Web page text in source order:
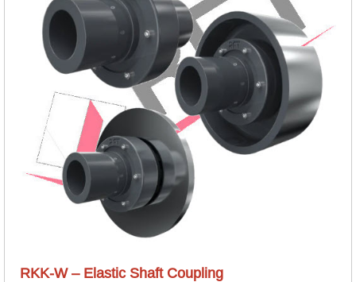
RKK-W – Elastic Shaft Coupling